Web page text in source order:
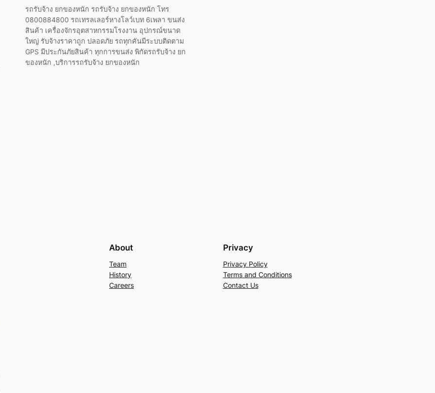
รถรับจ้าง ยกของหนัก รถรับจ้าง ยกของหนัก โทร
0800884800 รถเทรลเลอร์หางโลว์เบท 6เพลา ขนส่ง
สินค้า เครื่องจักรอุตสาหกรรมโรงงาน อุปกรณ์ขนาด
ใหญ่ รับจ้างราคาถูก ปลอดภัย รถทุกคันมีระบบติดตาม
GPS มีประกันภัยสินค้า ทุกการขนส่ง พิกัดรถรับจ้าง ยก
ของหนัก ,บริการรถรับจ้าง ยกของหนัก
About
Team
History
Careers
Privacy
Privacy Policy
Terms and Conditions
Contact Us